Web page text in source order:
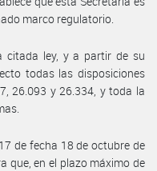
marco regulatorio.
citada ley, y a partir de su
todas las disposiciones
26.093 y 26.334, y toda la
de fecha 18 de octubre de
que, en el plazo máximo de